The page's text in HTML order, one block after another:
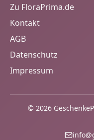
Zu FloraPrima.de
Kontakt
AGB
Datenschutz
Impressum
© 2026